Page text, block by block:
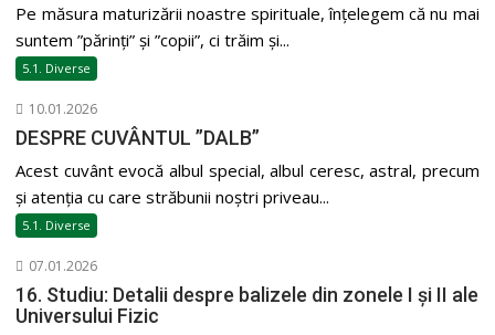
Pe măsura maturizării noastre spirituale, înțelegem că nu mai
suntem ”părinți” și ”copii”, ci trăim și...
5.1. Diverse
10.01.2026
DESPRE CUVÂNTUL ”DALB”
Acest cuvânt evocă albul special, albul ceresc, astral, precum
și atenția cu care străbunii noștri priveau...
5.1. Diverse
07.01.2026
16. Studiu: Detalii despre balizele din zonele I și II ale
Universului Fizic